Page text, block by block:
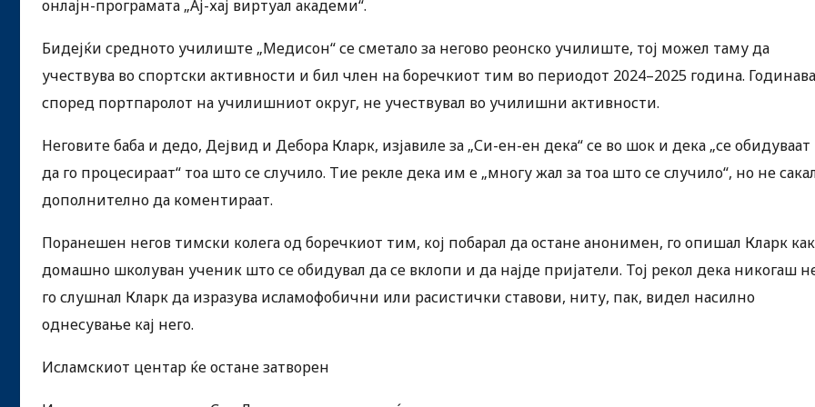
онлајн-програмата „Ај-хај виртуал академи“.
Бидејќи средното училиште „Медисон“ се сметало за негово реонско училиште, тој можел таму да
учествува во спортски активности и бил член на боречкиот тим во периодот 2024–2025 година.
според портпаролот на училишниот округ, не учествувал во училишни активности.
Неговите баба и дедо, Дејвид и Дебора Кларк, изјавиле за „Си-ен-ен дека“ се во шок и дека „се обидуваат
да го процесираат“ тоа што се случило. Тие рекле дека им е „многу жал за тоа што се случило“, но не
дополнително да коментираат.
Поранешен негов тимски колега од боречкиот тим, кој побарал да остане анонимен, го опишал Кларк
домашно школуван ученик што се обидувал да се вклопи и да најде пријатели. Тој рекол дека никогаш
го слушнал Кларк да изразува исламофобични или расистички ставови, ниту, пак, видел насилно
однесување кај него.
Исламскиот центар ќе остане затворен